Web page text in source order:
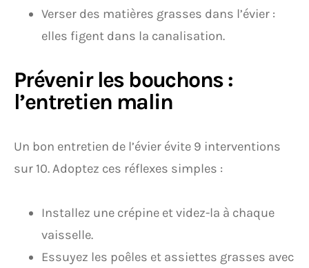
Verser des matières grasses dans l’évier :
elles figent dans la canalisation.
Prévenir les bouchons :
l’entretien malin
Un bon entretien de l’évier évite 9 interventions
sur 10. Adoptez ces réflexes simples :
Installez une crépine et videz-la à chaque
vaisselle.
Essuyez les poêles et assiettes grasses avec